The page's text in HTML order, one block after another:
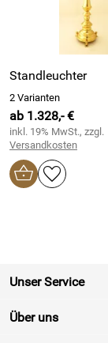
Standleuchter
2 Varianten
ab 1.328,- €
inkl. 19% MwSt., zzgl.
Versandkosten
Unser Service
Kontakt
Über uns